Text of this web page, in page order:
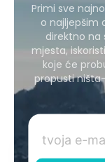
Primi sve
o najljepšim
direktno na
mjesta,
koje će
propusti